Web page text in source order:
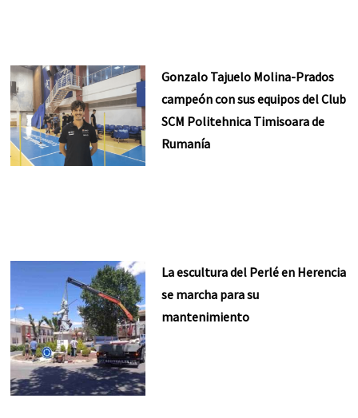
Gonzalo Tajuelo Molina-Prados
campeón con sus equipos del Club
SCM Politehnica Timisoara de
Rumanía
La escultura del Perlé en Herencia
se marcha para su
mantenimiento